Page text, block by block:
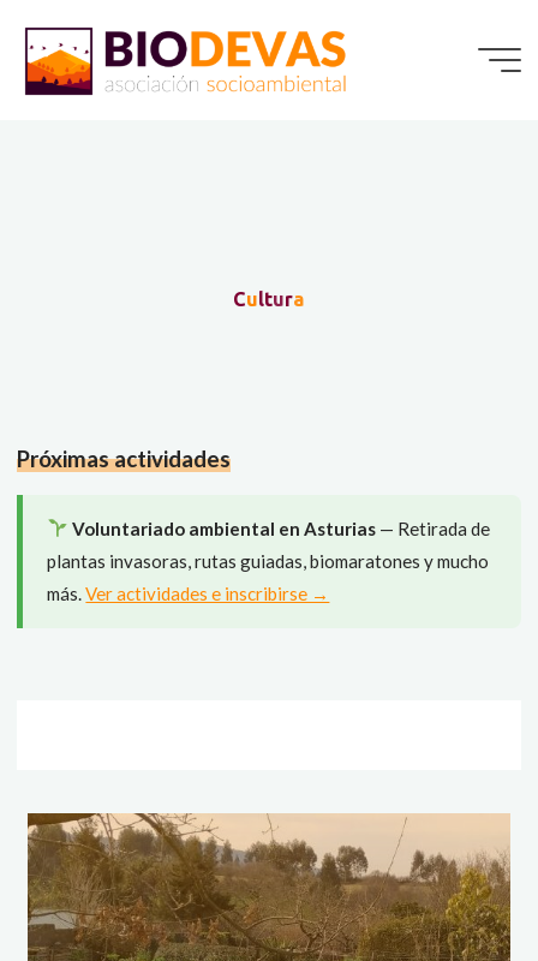
contenido
Cultura
Próximas actividades
Voluntariado ambiental en Asturias— Retirada de
plantas invasoras, rutas guiadas, biomaratones y mucho
más.Ver actividades e inscribirse →